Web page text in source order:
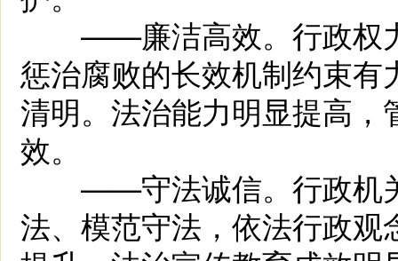
——廉洁高效。行政权力
惩治腐败的长效机制约束
清明。法治能力明显提高
效。
——守法诚信。行政机关
法、模范守法，依法行政